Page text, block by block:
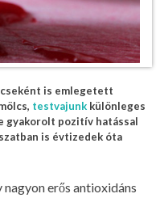
is emlegetett
testvajunk különleges
gyakorolt pozitív hatással
is évtizedek óta
erős antioxidáns